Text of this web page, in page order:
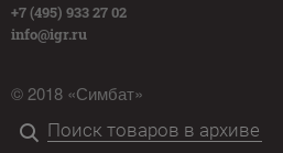
+7 (495) 933 27 02
info@igr.ru
© 2018 «Симбат»